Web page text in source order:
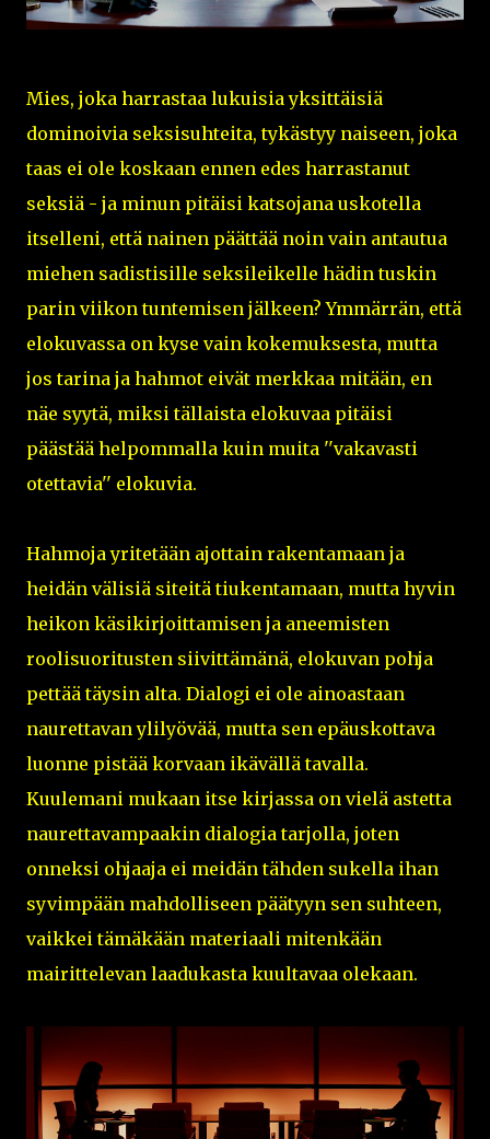
Mies, joka harrastaa lukuisia yksittäisiä
dominoivia seksisuhteita, tykästyy naiseen, joka
taas ei ole koskaan ennen edes harrastanut
seksiä - ja minun pitäisi katsojana uskotella
itselleni, että nainen päättää noin vain antautua
miehen sadistisille seksileikelle hädin tuskin
parin viikon tuntemisen jälkeen? Ymmärrän, että
elokuvassa on kyse vain kokemuksesta, mutta
jos tarina ja hahmot eivät merkkaa mitään, en
näe syytä, miksi tällaista elokuvaa pitäisi
päästää helpommalla kuin muita ''vakavasti
otettavia'' elokuvia.
Hahmoja yritetään ajottain rakentamaan ja
heidän välisiä siteitä tiukentamaan, mutta hyvin
heikon käsikirjoittamisen ja aneemisten
roolisuoritusten siivittämänä, elokuvan pohja
pettää täysin alta. Dialogi ei ole ainoastaan
naurettavan ylilyövää, mutta sen epäuskottava
luonne pistää korvaan ikävällä tavalla.
Kuulemani mukaan itse kirjassa on vielä astetta
naurettavampaakin dialogia tarjolla, joten
onneksi ohjaaja ei meidän tähden sukella ihan
syvimpään mahdolliseen päätyyn sen suhteen,
vaikkei tämäkään materiaali mitenkään
mairittelevan laadukasta kuultavaa olekaan.